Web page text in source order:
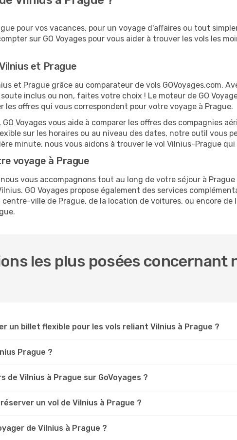
pour vos vacances, pour un voyage d'affaires ou tout
sur GO Voyages pour vous aider à trouver les vols les
et Prague
et Prague grâce au comparateur de vols GOVoyages.com.
inclus ou non, faites votre choix ! Le moteur de GO
offres qui vous correspondent pour votre voyage à Prague.
Voyages vous aide à comparer les offres des compagnies
sur les horaires ou au niveau des dates, notre outil vous
minute, nous vous aidons à trouver le vol Vilnius-Prague qui
voyage à Prague
vous accompagnons tout au long de votre séjour à
GO Voyages propose également des services
ville de Prague, de la location de voitures, ou encore
les plus posées concernant
un billet flexible pour les vols reliant Vilnius à Prague ?
Prague ?
de Vilnius à Prague sur GoVoyages ?
un vol de Vilnius à Prague ?
de Vilnius à Prague ?